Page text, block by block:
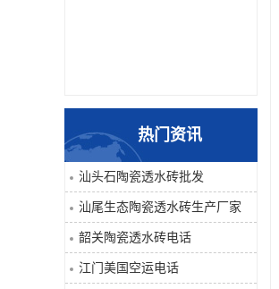
热门资讯
汕头石陶瓷透水砖批发
汕尾生态陶瓷透水砖生产厂家
韶关陶瓷透水砖电话
江门美国空运电话